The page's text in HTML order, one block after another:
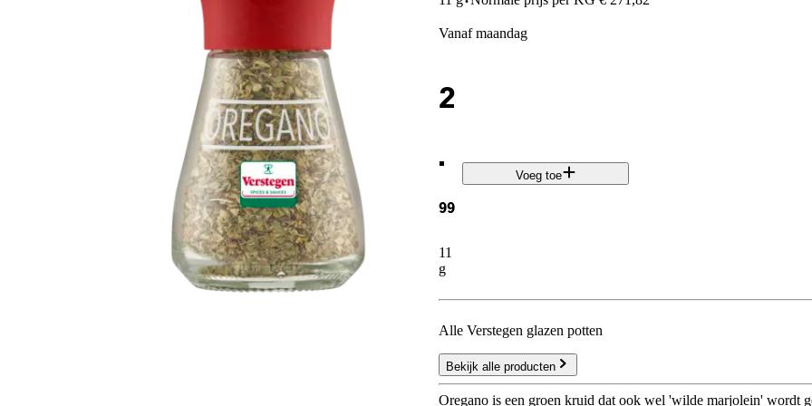
vanaf maandag
2
.
99
11
g
Voeg toe
Alle Verstegen glazen potten
Bekijk alle producten
Oregano is een groen kruid dat ook wel 'wilde marjolein' wordt